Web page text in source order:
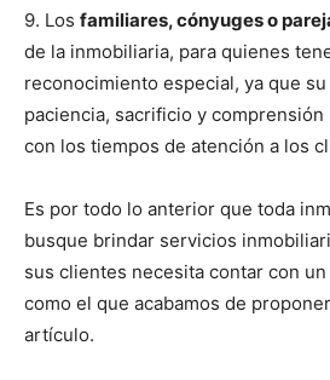
9. Los familiares, cónyuges o
de la inmobiliaria, para quienes
reconocimiento especial, ya que
paciencia, sacrificio y
con los tiempos de atención a los
Es por todo lo anterior que toda
busque brindar servicios
sus clientes necesita contar con
como el que acabamos de
artículo.